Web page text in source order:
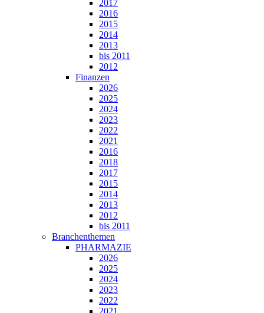
2017
2016
2015
2014
2013
bis 2011
2012
Finanzen
2026
2025
2024
2023
2022
2021
2016
2018
2017
2015
2014
2013
2012
bis 2011
Branchenthemen
PHARMAZIE
2026
2025
2024
2023
2022
2021